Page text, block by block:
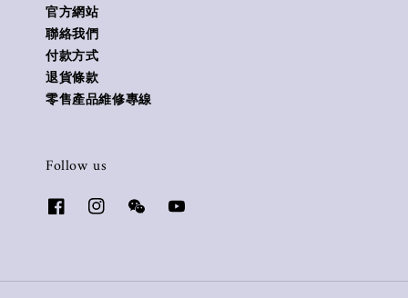
官方網站
聯絡我們
付款方式
退貨條款
零售產品維修專線
Follow us